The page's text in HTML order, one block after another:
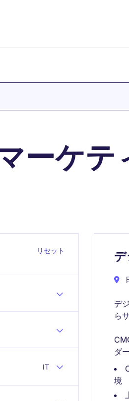
ーケテ
リセット
IT
デ
ら
ダ
境